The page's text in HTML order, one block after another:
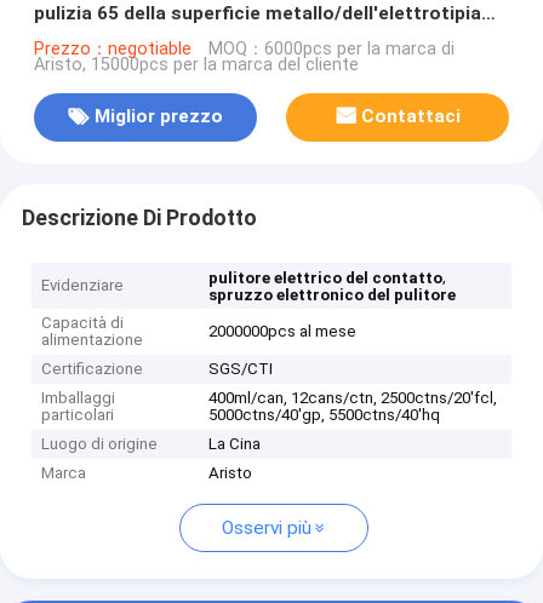
pulizia 65 della superficie metallo/dell'elettrotipia
l'elettro
Prezzo：negotiable MOQ：6000pcs per la marca di
Aristo, 15000pcs per la marca del cliente
Miglior prezzo Contattaci
Descrizione Di Prodotto
Evidenziare pulitore elettrico del contatto,
spruzzo elettronico del pulitore
Capacità di
alimentazione
2000000pcs al mese
Certificazione
SGS/CTI
Imballaggi
particolari
400ml/can, 12cans/ctn, 2500ctns/20'fcl,
5000ctns/40'gp, 5500ctns/40'hq
Luogo di origine
La Cina
Marca
Aristo
Osservi più